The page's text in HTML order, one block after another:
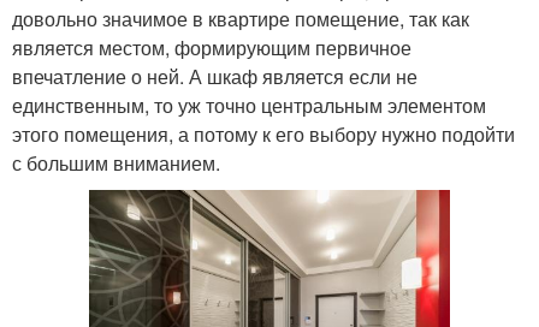
довольно значимое в квартире помещение, так как
является местом, формирующим первичное
впечатление о ней. А шкаф является если не
единственным, то уж точно центральным элементом
этого помещения, а потому к его выбору нужно подойти
с большим вниманием.